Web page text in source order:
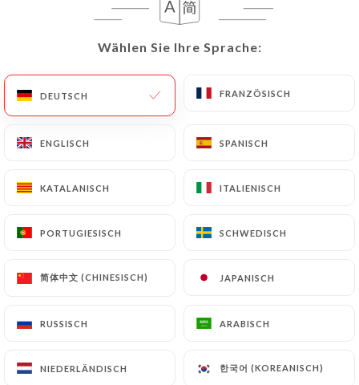
Wählen Sie Ihre Sprache:
DEUTSCH FRANZÖSISCH
ENGLISCH SPANISCH
KATALANISCH ITALIENISCH
PORTUGIESISCH SCHWEDISCH
简体中文 (CHINESISCH) JAPANISCH
RUSSISCH ARABISCH
NIEDERLÄNDISCH 한국어 (KOREANISCH)
Kontakt
Restaurant Château de
Cavanac
Wählen Sie Ihre Sprache:
DEUTSCH FRANZÖSISCH
ENGLISCH SPANISCH
KATALANISCH ITALIENISCH
PORTUGIESISCH SCHWEDISCH
简体中文 (CHINESISCH) JAPANISCH
RUSSISCH ARABISCH
NIEDERLÄNDISCH 한국어 (KOREANISCH)